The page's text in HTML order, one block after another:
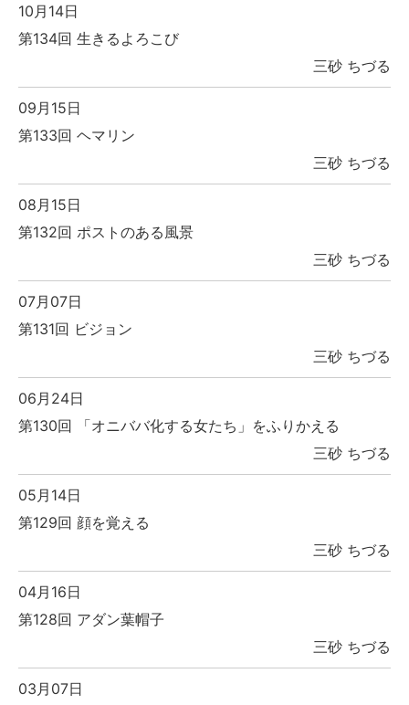
10月14日
第134回 生きるよろこび
三砂 ちづる
09月15日
第133回 ヘマリン
三砂 ちづる
08月15日
第132回 ポストのある風景
三砂 ちづる
07月07日
第131回 ビジョン
三砂 ちづる
06月24日
第130回 「オニババ化する女たち」をふりかえる
三砂 ちづる
05月14日
第129回 顔を覚える
三砂 ちづる
04月16日
第128回 アダン葉帽子
三砂 ちづる
03月07日